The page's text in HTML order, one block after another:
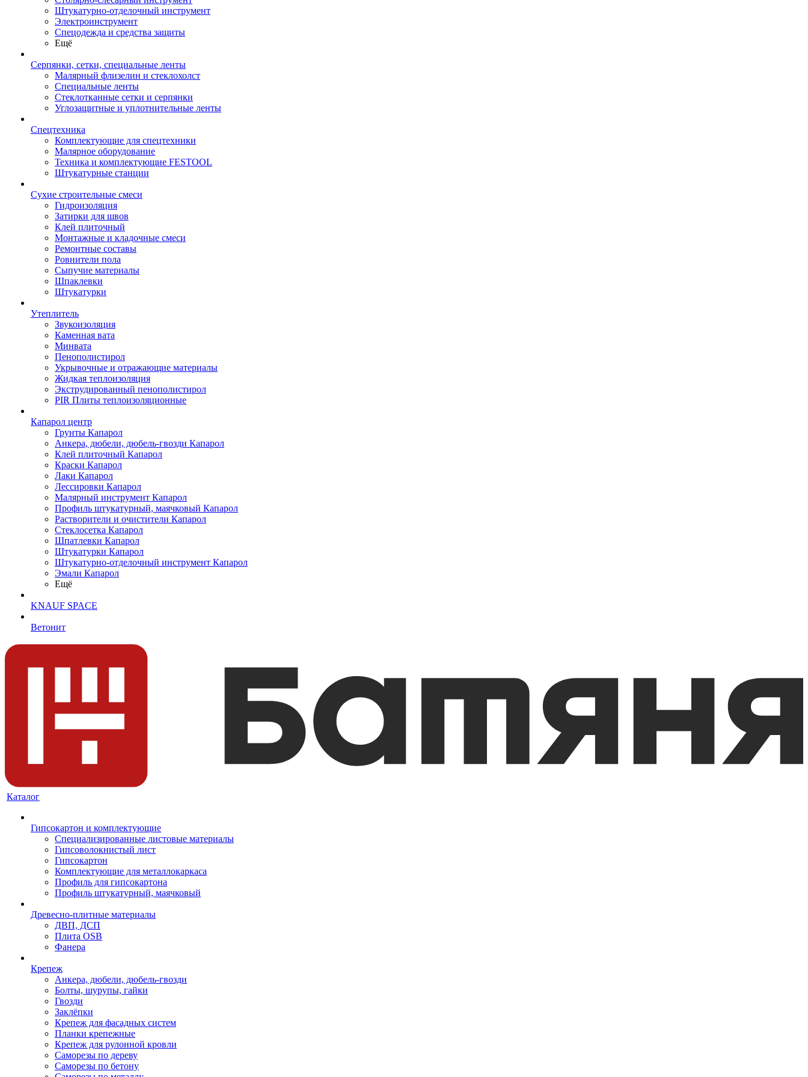
Штукатурно-отделочный инструмент
Электроинструмент
Спецодежда и средства защиты
Ещё
Серпянки, сетки, специальные ленты
Малярный флизелин и стеклохолст
Специальные ленты
Стеклотканные сетки и серпянки
Углозащитные и уплотнительные ленты
Спецтехника
Комплектующие для спецтехники
Малярное оборудование
Техника и комплектующие FESTOOL
Штукатурные станции
Сухие строительные смеси
Гидроизоляция
Затирки для швов
Клей плиточный
Монтажные и кладочные смеси
Ремонтные составы
Ровнители пола
Сыпучие материалы
Шпаклевки
Штукатурки
Утеплитель
Звукоизоляция
Каменная вата
Минвата
Пенополистирол
Укрывочные и отражающие материалы
Жидкая теплоизоляция
Экструдированный пенополистирол
PIR Плиты теплоизоляционные
Капарол центр
Грунты Капарол
Анкера, дюбели, дюбель-гвозди Капарол
Клей плиточный Капарол
Краски Капарол
Лаки Капарол
Лессировки Капарол
Малярный инструмент Капарол
Профиль штукатурный, маячковый Капарол
Растворители и очистители Капарол
Cтеклосетка Капарол
Шпатлевки Капарол
Штукатурки Капарол
Штукатурно-отделочный инструмент Капарол
Эмали Капарол
Ещё
KNAUF SPACE
Ветонит
Каталог
Гипсокартон и комплектующие
Специализированные листовые материалы
Гипсоволокнистый лист
Гипсокартон
Комплектующие для металлокаркаса
Профиль для гипсокартона
Профиль штукатурный, маячковый
Древесно-плитные материалы
ДВП, ДСП
Плита OSB
Фанера
Крепеж
Анкера, дюбели, дюбель-гвозди
Болты, шурупы, гайки
Гвозди
Заклёпки
Крепеж для фасадных систем
Планки крепежные
Крепеж для рулонной кровли
Саморезы по дереву
Саморезы по бетону